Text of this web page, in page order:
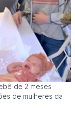
de 2 meses
de mulheres da